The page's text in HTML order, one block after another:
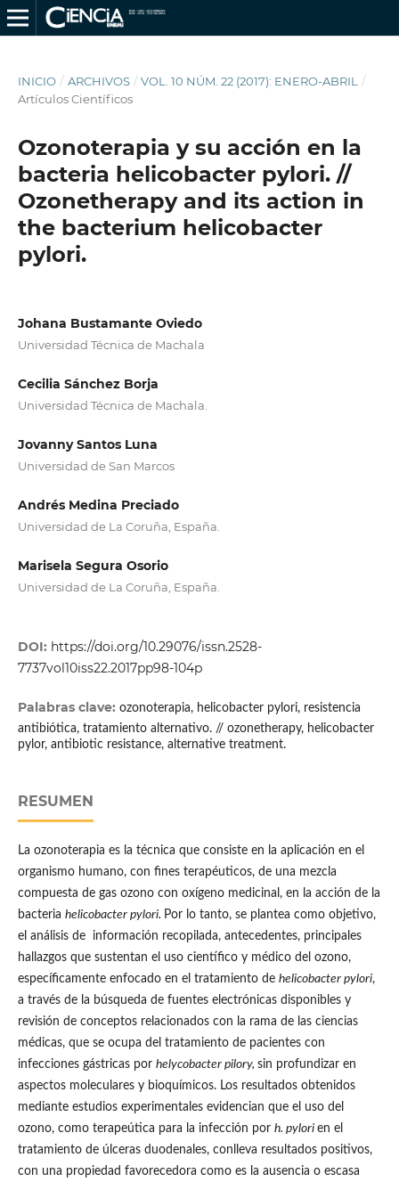
INICIO / ARCHIVOS / VOL. 10 NÚM. 22 (2017): ENERO-ABRIL
/
Artículos Científicos
Ozonoterapia y su acción en la
bacteria helicobacter pylori. //
Ozonetherapy and its action in
the bacterium helicobacter
pylori.
Johana Bustamante Oviedo
Universidad Técnica de Machala
Cecilia Sánchez Borja
Universidad Técnica de Machala.
Jovanny Santos Luna
Universidad de San Marcos
Andrés Medina Preciado
Universidad de La Coruña, España.
Marisela Segura Osorio
Universidad de La Coruña, España.
DOI: https://doi.org/10.29076/issn.2528-
7737vol10iss22.2017pp98-104p
Palabras clave: ozonoterapia, helicobacter pylori, resistencia
antibiótica, tratamiento alternativo. // ozonetherapy, helicobacter
pylor, antibiotic resistance, alternative treatment.
RESUMEN
La ozonoterapia es la técnica que consiste en la aplicación en el
organismo humano, con fines terapéuticos, de una mezcla
compuesta de gas ozono con oxígeno medicinal, en la acción de la
bacteria helicobacter pylori. Por lo tanto, se plantea como objetivo,
el análisis de información recopilada, antecedentes, principales
hallazgos que sustentan el uso científico y médico del ozono,
específicamente enfocado en el tratamiento de helicobacter pylori,
a través de la búsqueda de fuentes electrónicas disponibles y
revisión de conceptos relacionados con la rama de las ciencias
médicas, que se ocupa del tratamiento de pacientes con
infecciones gástricas por helycobacter pilory, sin profundizar en
aspectos moleculares y bioquímicos. Los resultados obtenidos
mediante estudios experimentales evidencian que el uso del
ozono, como terapeútica para la infección por h. pylori en el
tratamiento de úlceras duodenales, conlleva resultados positivos,
con una propiedad favorecedora como es la ausencia o escasa